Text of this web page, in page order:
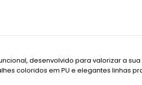
desenvolvido para valorizar a
coloridos em PU e elegantes linhas